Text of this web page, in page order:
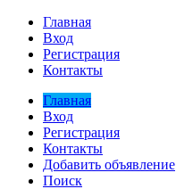
Главная
Вход
Регистрация
Контакты
Главная
Вход
Регистрация
Контакты
Добавить объявление
Поиск